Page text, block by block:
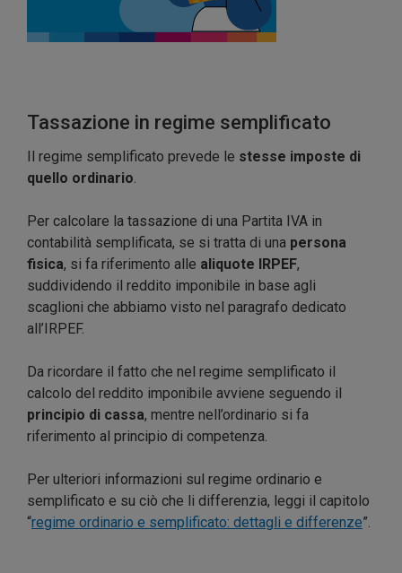
Tassazione in regime semplificato
Il regime semplificato prevede le stesse imposte di
quello ordinario.
Per calcolare la tassazione di una Partita IVA in
contabilità semplificata, se si tratta di una persona
fisica, si fa riferimento alle aliquote IRPEF,
suddividendo il reddito imponibile in base agli
scaglioni che abbiamo visto nel paragrafo dedicato
all’IRPEF.
Da ricordare il fatto che nel regime semplificato il
calcolo del reddito imponibile avviene seguendo il
principio di cassa, mentre nell’ordinario si fa
riferimento al principio di competenza.
Per ulteriori informazioni sul regime ordinario e
semplificato e su ciò che li differenzia, leggi il capitolo
“regime ordinario e semplificato: dettagli e differenze”.